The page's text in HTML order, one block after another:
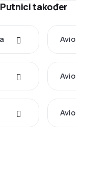
također
Avio
Avio
Avio